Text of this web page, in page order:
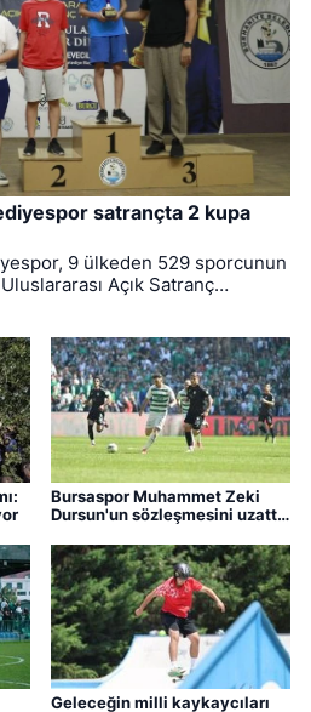
satrançta 2 kupa
9 ülkeden 529 sporcunun
Açık Satranç
Bursaspor Muhammet Zeki
Dursun'un sözleşmesini uzattı,
Geleceğin milli kaykaycıları